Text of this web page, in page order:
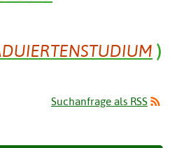
)
Suchanfrage als RSS